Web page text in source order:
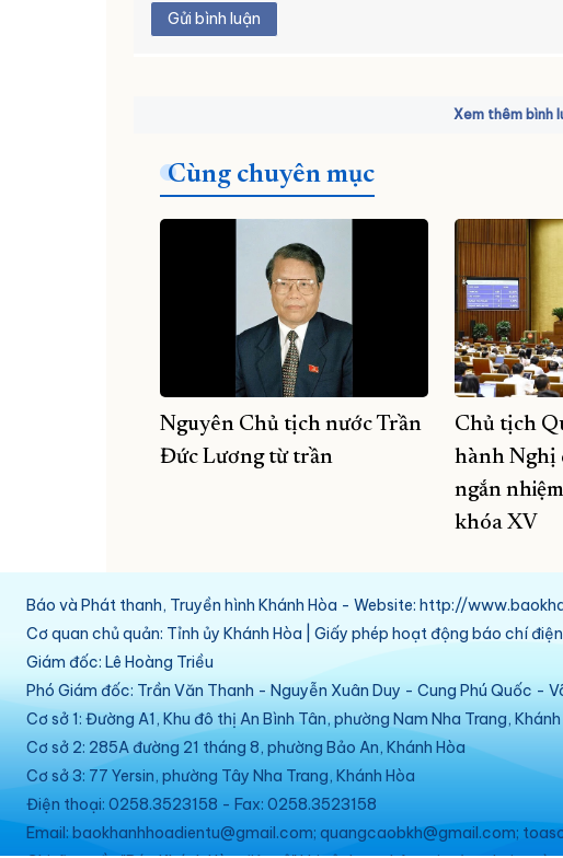
Gửi bình luận
Xem thêm bình
Cùng chuyên mục
Nguyên Chủ tịch nước Trần
Đức Lương từ trần
Chủ tịch
hành Nghị
ngắn
khóa XV
Báo và Phát thanh, Truyền hình Khánh Hòa - Website: http://
Cơ quan chủ quản: Tỉnh ủy Khánh Hòa | Giấy phép hoạt động báo chí
Giám đốc: Lê Hoàng Triều
Phó Giám đốc: Trần Văn Thanh - Nguyễn Xuân Duy - Cung Phú Quốc -
Cơ sở 1: Đường A1, Khu đô thị An Bình Tân, phường Nam Nha Trang,
Cơ sở 2: 285A đường 21 tháng 8, phường Bảo An, Khánh Hòa
Cơ sở 3: 77 Yersin, phường Tây Nha Trang, Khánh Hòa
Điện thoại: 0258.3523158 - Fax: 0258.3523158
Email: baokhanhhoadientu@gmail.com; quangcaobkh@gmail.com;